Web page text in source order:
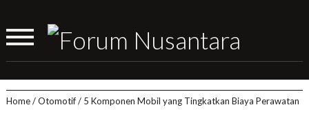
Home/Otomotif/ 5 Komponen Mobil yang Tingkatkan Biaya Perawatan